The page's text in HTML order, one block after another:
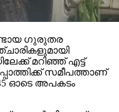
ഗുരുതര
മറിഞ്ഞ് എട്ട്
സമീപത്താണ്
ഓടെ അപകടം